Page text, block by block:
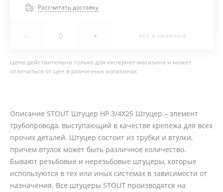
Рассчитать доставку
- + НЕТ В НАЛИЧИИ
Цена действительна только для интернет-магазина и может
отличаться от цен в розничных магазинах
Описание STOUT Штуцер НР 3/4X25 Штуцер – элемент
трубопровода, выступающий в качестве крепежа для всех
прочих деталей. Штуцер состоит из трубки и втулки,
причем втулок может быть различное количество.
Бывают резьбовые и нерезьбовые штуцеры, которые
используются в тех или иных системах в зависимости от
назначения. Все штуцеры STOUT производятся на